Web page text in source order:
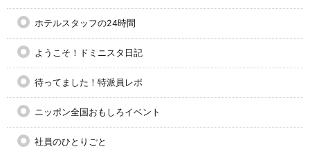
ホテルスタッフの24時間
ようこそ！ドミニスタ日記
待ってました！特派員レポ
ニッポン全国おもしろイベント
社員のひとりごと